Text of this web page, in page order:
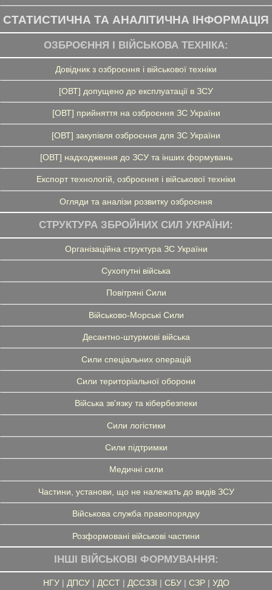
СТАТИСТИЧНА ТА АНАЛІТИЧНА ІНФОРМАЦІЯ
ОЗБРОЄННЯ І ВІЙСЬКОВА ТЕХНІКА:
Довідник з озброєння і військової техніки
[ОВТ] допущено до експлуатації в ЗСУ
[ОВТ] прийняття на озброєння ЗС України
[ОВТ] закупівля озброєння для ЗС України
[ОВТ] надходження до ЗСУ та інших формувань
Експорт технологій, озброєння і військової техніки
Огляди та аналізи розвитку озброєння
СТРУКТУРА ЗБРОЙНИХ СИЛ УКРАЇНИ:
Організаційна структура ЗС України
Сухопутні війська
Повітряні Сили
Військово-Морські Сили
Десантно-штурмові війська
Сили спеціальних операцій
Сили територіальної оборони
Війська зв'язку та кібербезпеки
Сили логістики
Сили підтримки
Медичні сили
Частини, установи, що не належать до видів ЗСУ
Військова служба правопорядку
Розформовані військові частини
ІНШІ ВІЙСЬКОВІ ФОРМУВАННЯ:
НГУ| ДПСУ| ДССТ| ДССЗЗІ | СБУ| СЗР| УДО